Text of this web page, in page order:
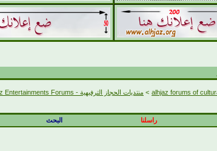
> منتديات الحجاز الترفيهية - Alhjaz Entertainments Forums
راسلنا البحث